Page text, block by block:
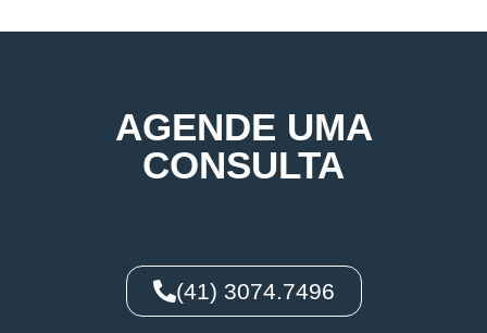
AGENDE UMA
CONSULTA
(41) 3074.7496